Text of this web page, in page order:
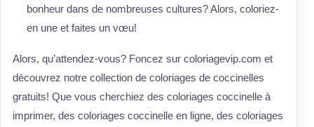
bonheur dans de nombreuses cultures? Alors, coloriez-
en une et faites un vœu!
Alors, qu’attendez-vous? Foncez sur coloriagevip.com et
découvrez notre collection de coloriages de coccinelles
gratuits! Que vous cherchiez des coloriages coccinelle à
imprimer, des coloriages coccinelle en ligne, des coloriages